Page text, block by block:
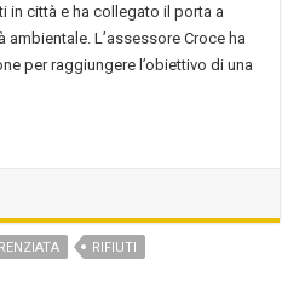
in città e ha collegato il porta a
L’assessore Croce ha
per raggiungere l’obiettivo di una
RIFIUTI